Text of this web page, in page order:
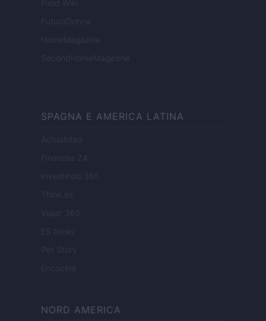
Food Wiki
FuturoDonna
HomeMagazine
SecondHomeMagazine
SPAGNA E AMERICA LATINA
Actualidad
Finanzas 24
Investindo 365
Think.es
Viajar 365
ES Newz
Pet Story
Encocina
NORD AMERICA